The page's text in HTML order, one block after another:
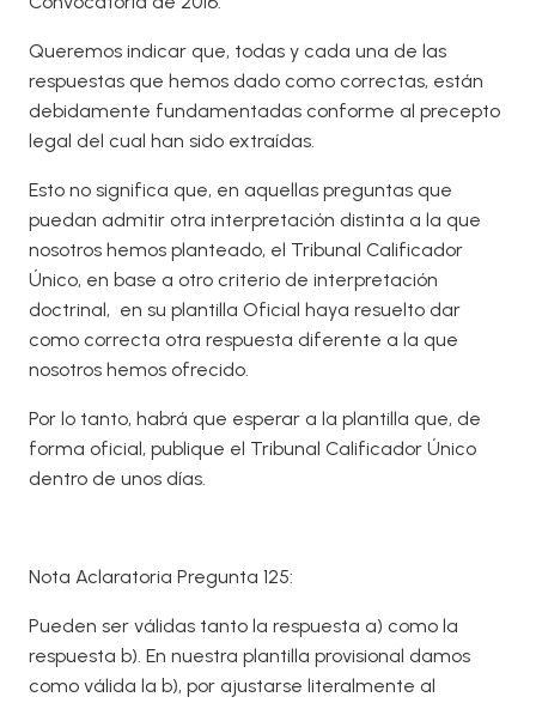
Queremos indicar que, todas y cada una de las
respuestas que hemos dado como correctas, están
debidamente fundamentadas conforme al precepto
legal del cual han sido extraídas.
Esto no significa que, en aquellas preguntas que
puedan admitir otra interpretación distinta a la que
nosotros hemos planteado, el Tribunal Calificador
Único, en base a otro criterio de interpretación
doctrinal, en su plantilla Oficial haya resuelto dar
como correcta otra respuesta diferente a la que
nosotros hemos ofrecido.
Por lo tanto, habrá que esperar a la plantilla que, de
forma oficial, publique el Tribunal Calificador Único
dentro de unos días.
Nota Aclaratoria Pregunta 125:
Pueden ser válidas tanto la respuesta a) como la
respuesta b). En nuestra plantilla provisional damos
como válida la b), por ajustarse literalmente al